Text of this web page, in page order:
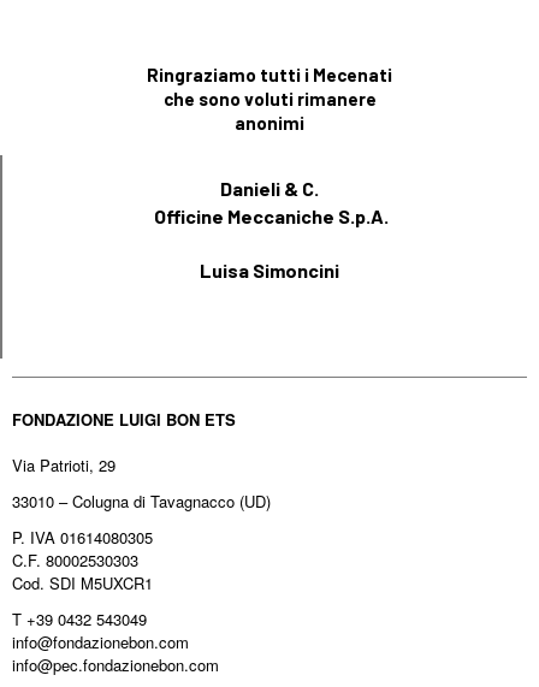
Ringraziamo tutti i Mecenati
che sono voluti rimanere
anonimi
Danieli & C.
Officine Meccaniche S.p.A.
Luisa Simoncini
FONDAZIONE LUIGI BON ETS
Via Patrioti, 29
33010 – Colugna di Tavagnacco (UD)
P. IVA 01614080305
C.F. 80002530303
Cod. SDI M5UXCR1
T +39 0432 543049
info@fondazionebon.com
info@pec.fondazionebon.com